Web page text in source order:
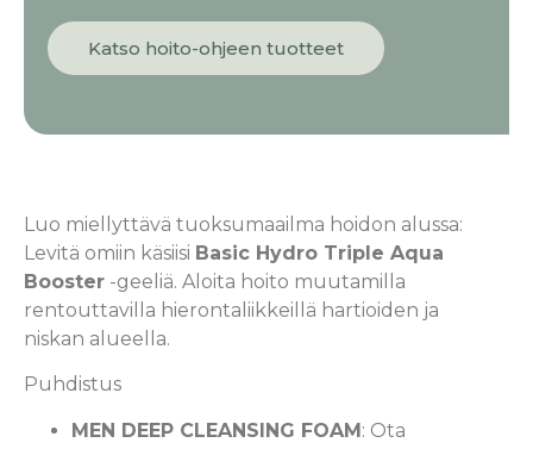
Katso hoito-ohjeen tuotteet
Luo miellyttävä tuoksumaailma hoidon alussa:
Levitä omiin käsiisi Basic Hydro Triple Aqua
Booster -geeliä. Aloita hoito muutamilla
rentouttavilla hierontaliikkeillä hartioiden ja
niskan alueella.
Puhdistus
MEN DEEP CLEANSING FOAM: Ota